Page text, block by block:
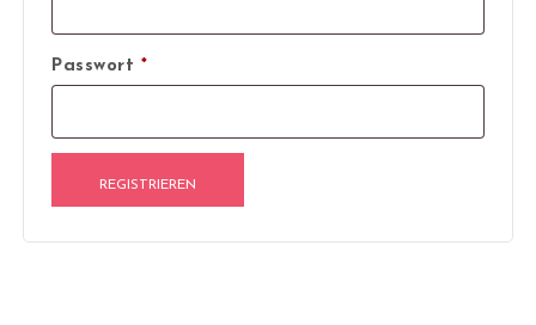
Passwort *Erforderlich
REGISTRIEREN